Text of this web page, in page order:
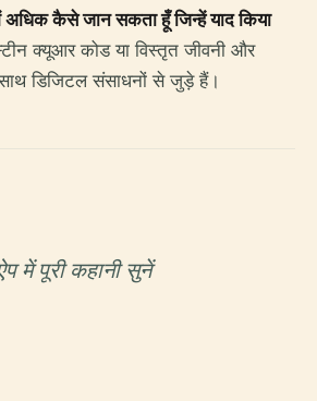
अधिक कैसे जान सकता हूँ जिन्हें याद किया
क्यूआर कोड या विस्तृत जीवनी और
डिजिटल संसाधनों से जुड़े हैं।
में पूरी कहानी सुनें